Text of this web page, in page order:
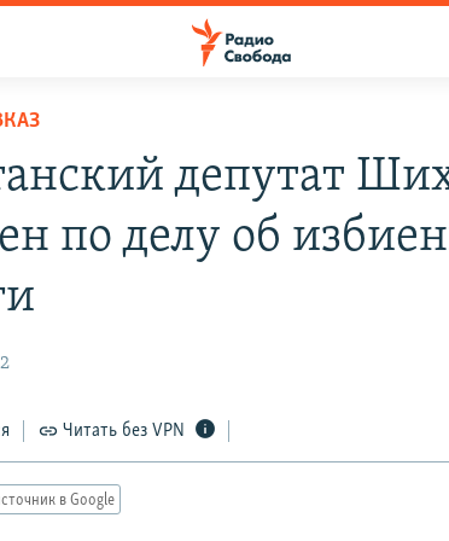
депутат
по делу об
Читать без VPN
в Google